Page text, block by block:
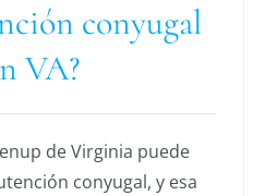
conyugal
VA?
de Virginia puede
conyugal, y esa